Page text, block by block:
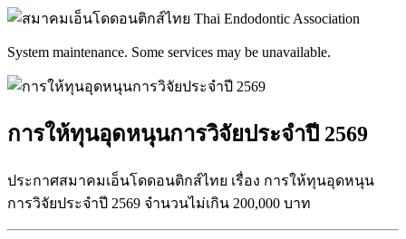
System maintenance. Some services may be unavailable.
การให้ทุนอุดหนุนการวิจัยประจำปี 2569
ประกาศสมาคมเอ็นโดดอนติกส์ไทย เรื่อง การให้ทุนอุดหนุน
การวิจัยประจำปี 2569 จำนวนไม่เกิน 200,000 บาท